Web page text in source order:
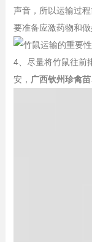
声音，所以运输过
要准备应激药物和做
4、尽量将竹鼠往前
安， 广西钦州珍禽